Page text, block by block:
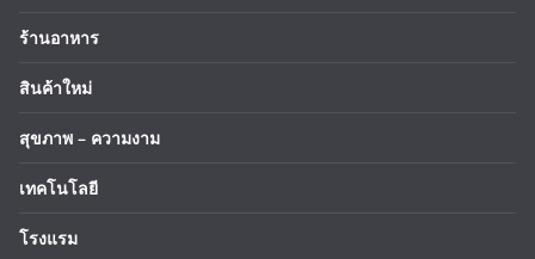
ร้านอาหาร
สินค้าใหม่
สุขภาพ – ความงาม
เทคโนโลยี
โรงแรม